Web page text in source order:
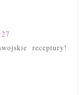
receptury!